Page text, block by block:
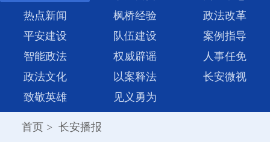
热点新闻
枫桥经验
政法改革
平安建设
队伍建设
案例指导
智能政法
权威辟谣
人事任免
政法文化
以案释法
长安微视
致敬英雄
见义勇为
首页 > 长安播报